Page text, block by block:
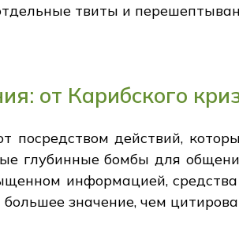
твиты и
от Карибского
посредством действий,
глубинные бомбы для
информацией,
значение, чем